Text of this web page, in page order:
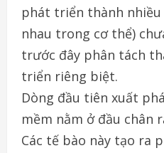
phát triển thành
nhau trong cơ thể)
trước đây phân tách
triển riêng biệt.
Dòng đầu tiên xuất
mềm nằm ở đầu chân
Các tế bào này tạo ra